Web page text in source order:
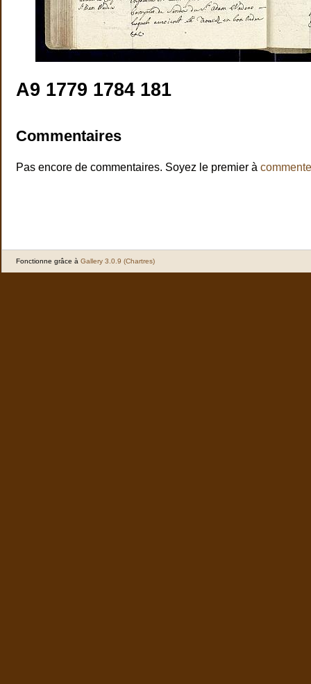
A9 1779 1784 181
Commentaires
Pas encore de commentaires. Soyez le premier à
Fonctionne grâce à Gallery 3.0.9 (Chartres)